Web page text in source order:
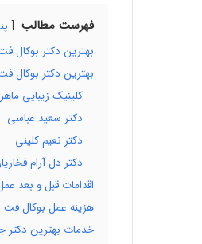
فهرست مطالب
بهترین دکتر بوکال
بهترین دکتر بوکال
کلینیک زیبایی
دکتر سعید عباسی
دکتر نعیم کلینی
دکتر دل آرام
اقدامات قبل و بعد
هزینه عمل بوکال فت در
خدمات بهترین دکتر